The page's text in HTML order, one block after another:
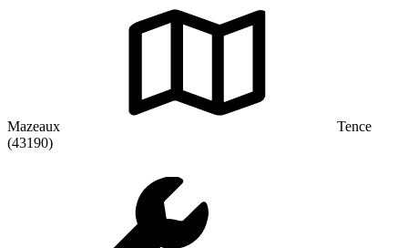
Mazeaux
Tence
(43190)